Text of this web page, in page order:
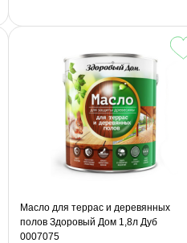
Масло для террас и деревянных
полов Здоровый Дом 1,8л Дуб
0007075